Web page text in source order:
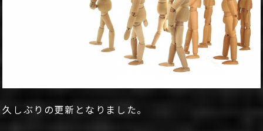
久しぶりの更新となりました。